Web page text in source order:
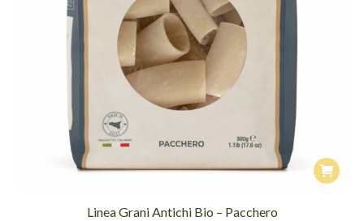
Linea Grani Antichi Bio – Pacchero